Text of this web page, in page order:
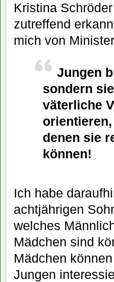
Kristina
zutreffend
mich von
Jungen
sondern
väterliche
denen sie
können!
Ich habe
achtjährigen
welches
Mädchen sind
Mädchen
Jungen